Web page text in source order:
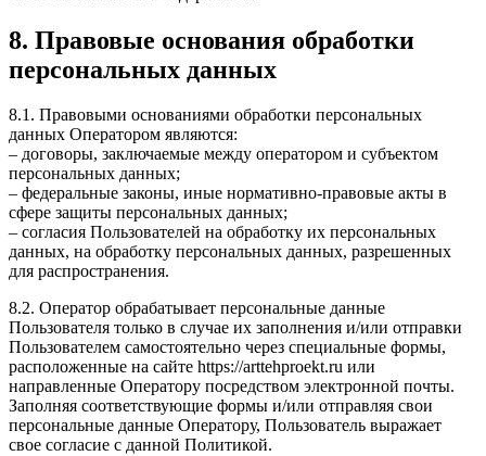
8. Правовые основания обработки
персональных данных
8.1. Правовыми основаниями обработки персональных
данных Оператором являются:
– договоры, заключаемые между оператором и субъектом
персональных данных;
– федеральные законы, иные нормативно-правовые акты в
сфере защиты персональных данных;
– согласия Пользователей на обработку их персональных
данных, на обработку персональных данных, разрешенных
для распространения.
8.2. Оператор обрабатывает персональные данные
Пользователя только в случае их заполнения и/или отправки
Пользователем самостоятельно через специальные формы,
расположенные на сайте https://arttehproekt.ru или
направленные Оператору посредством электронной почты.
Заполняя соответствующие формы и/или отправляя свои
персональные данные Оператору, Пользователь выражает
свое согласие с данной Политикой.